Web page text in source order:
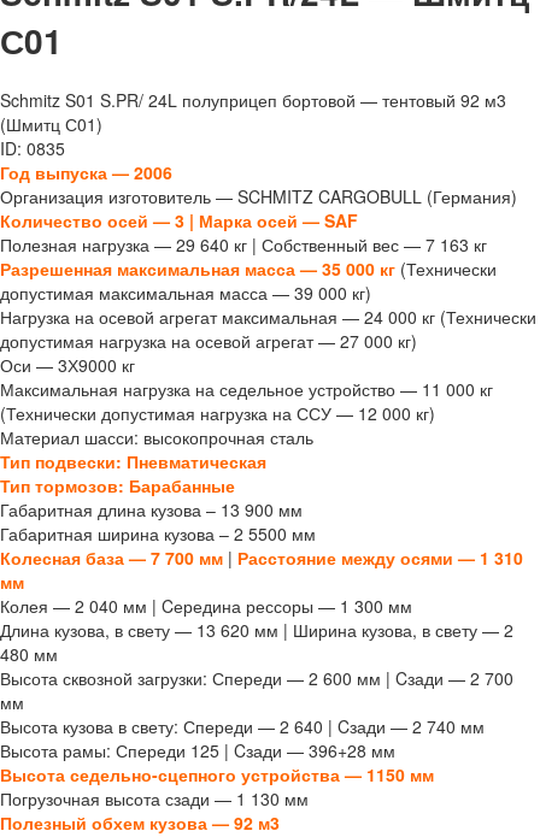
С01
Schmitz S01 S.PR/ 24L полуприцеп бортовой — тентовый 92 м3
(Шмитц С01)
ID: 0835
Год выпуска — 2006
Организация изготовитель — SCHMITZ CARGOBULL (Германия)
Количество осей — 3 | Марка осей — SAF
Полезная нагрузка — 29 640 кг | Собственный вес — 7 163 кг
Разрешенная максимальная масса — 35 000 кг (Технически
допустимая максимальная масса — 39 000 кг)
Нагрузка на осевой агрегат максимальная — 24 000 кг (Технически
допустимая нагрузка на осевой агрегат — 27 000 кг)
Оси — 3Х9000 кг
Максимальная нагрузка на седельное устройство — 11 000 кг
(Технически допустимая нагрузка на ССУ — 12 000 кг)
Материал шасси: высокопрочная сталь
Тип подвески: Пневматическая
Тип тормозов: Барабанные
Габаритная длина кузова – 13 900 мм
Габаритная ширина кузова – 2 5500 мм
Колесная база — 7 700 мм | Расстояние между осями — 1 310
мм
Колея — 2 040 мм | Cередина рессоры — 1 300 мм
Длина кузова, в свету — 13 620 мм | Ширина кузова, в свету — 2
480 мм
Высота сквозной загрузки: Спереди — 2 600 мм | Cзади — 2 700
мм
Высота кузова в свету: Спереди — 2 640 | Cзади — 2 740 мм
Высота рамы: Спереди 125 | Cзади — 396+28 мм
Высота седельно-сцепного устройства — 1150 мм
Погрузочная высота сзади — 1 130 мм
Полезный обхем кузова — 92 м3